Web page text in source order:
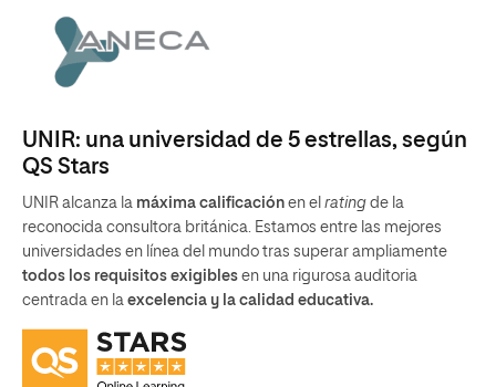
UNIR: una universidad de 5 estrellas, según
QS Stars
UNIR alcanza la máxima calificación en el rating de la
reconocida consultora británica. Estamos entre las mejores
universidades en línea del mundo tras superar ampliamente
todos los requisitos exigibles en una rigurosa auditoria
centrada en la excelencia y la calidad educativa.